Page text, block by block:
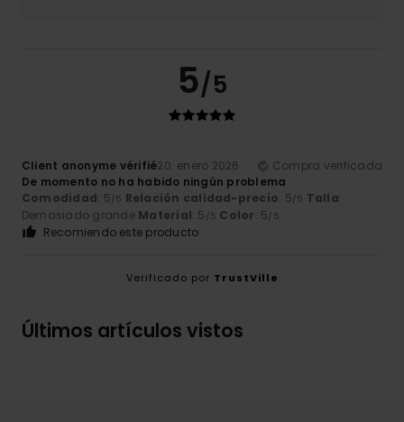
5/5
Client anonyme vérifié20. enero 2026
Compra verificada
De momento no ha habido ningún problema
Comodidad: 5/5 Relación calidad-precio: 5/5 Talla:
Demasiado grande Material: 5 /5 Color: 5/5
Recomiendo este producto
Verificado por TrustVille
Últimos artículos vistos